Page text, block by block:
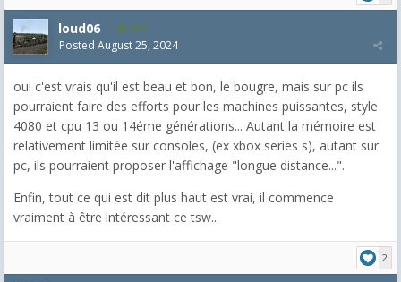
loud06 214
Posted August 25, 2024
oui c'est vrais qu'il est beau et bon, le bougre, mais sur pc ils
pourraient faire des efforts pour les machines puissantes, style
4080 et cpu 13 ou 14éme générations... Autant la mémoire est
relativement limitée sur consoles, (ex xbox series s), autant sur
pc, ils pourraient proposer l'affichage "longue distance...".
Enfin, tout ce qui est dit plus haut est vrai, il commence
vraiment à être intéressant ce tsw...
2